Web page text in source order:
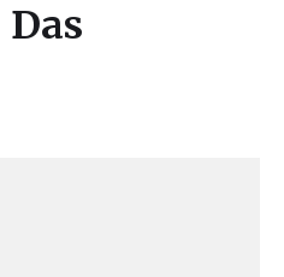
Das